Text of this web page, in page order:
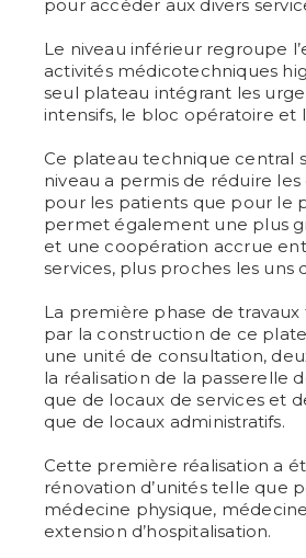
pour accéder aux divers
Le niveau inférieur regroupe
activités médicotechniques
seul plateau intégrant les
intensifs, le bloc opératoire et
Ce plateau technique central
niveau a permis de réduire
pour les patients que pour le
permet également une plus
et une coopération accrue
services, plus proches les uns
La première phase de
par la construction de ce
une unité de consultation,
la réalisation de la passerelle
que de locaux de services et
que de locaux administratifs.
Cette première réalisation a
rénovation d’unités telle que
médecine physique,
extension d’hospitalisation.